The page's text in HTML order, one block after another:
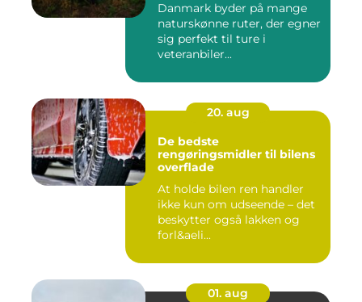
Danmark byder på mange
naturskønne ruter, der egner
sig perfekt til ture i
veteranbiler...
20. aug
De bedste
rengøringsmidler til bilens
overflade
At holde bilen ren handler
ikke kun om udseende – det
beskytter også lakken og
forl&aeli...
01. aug